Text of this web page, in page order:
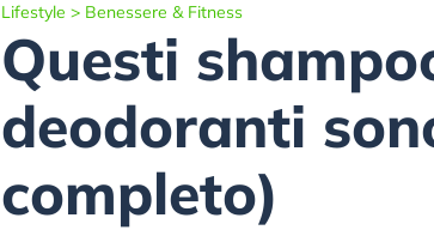
Lifestyle > Benessere & Fitness
Questi
deodoranti
completo)